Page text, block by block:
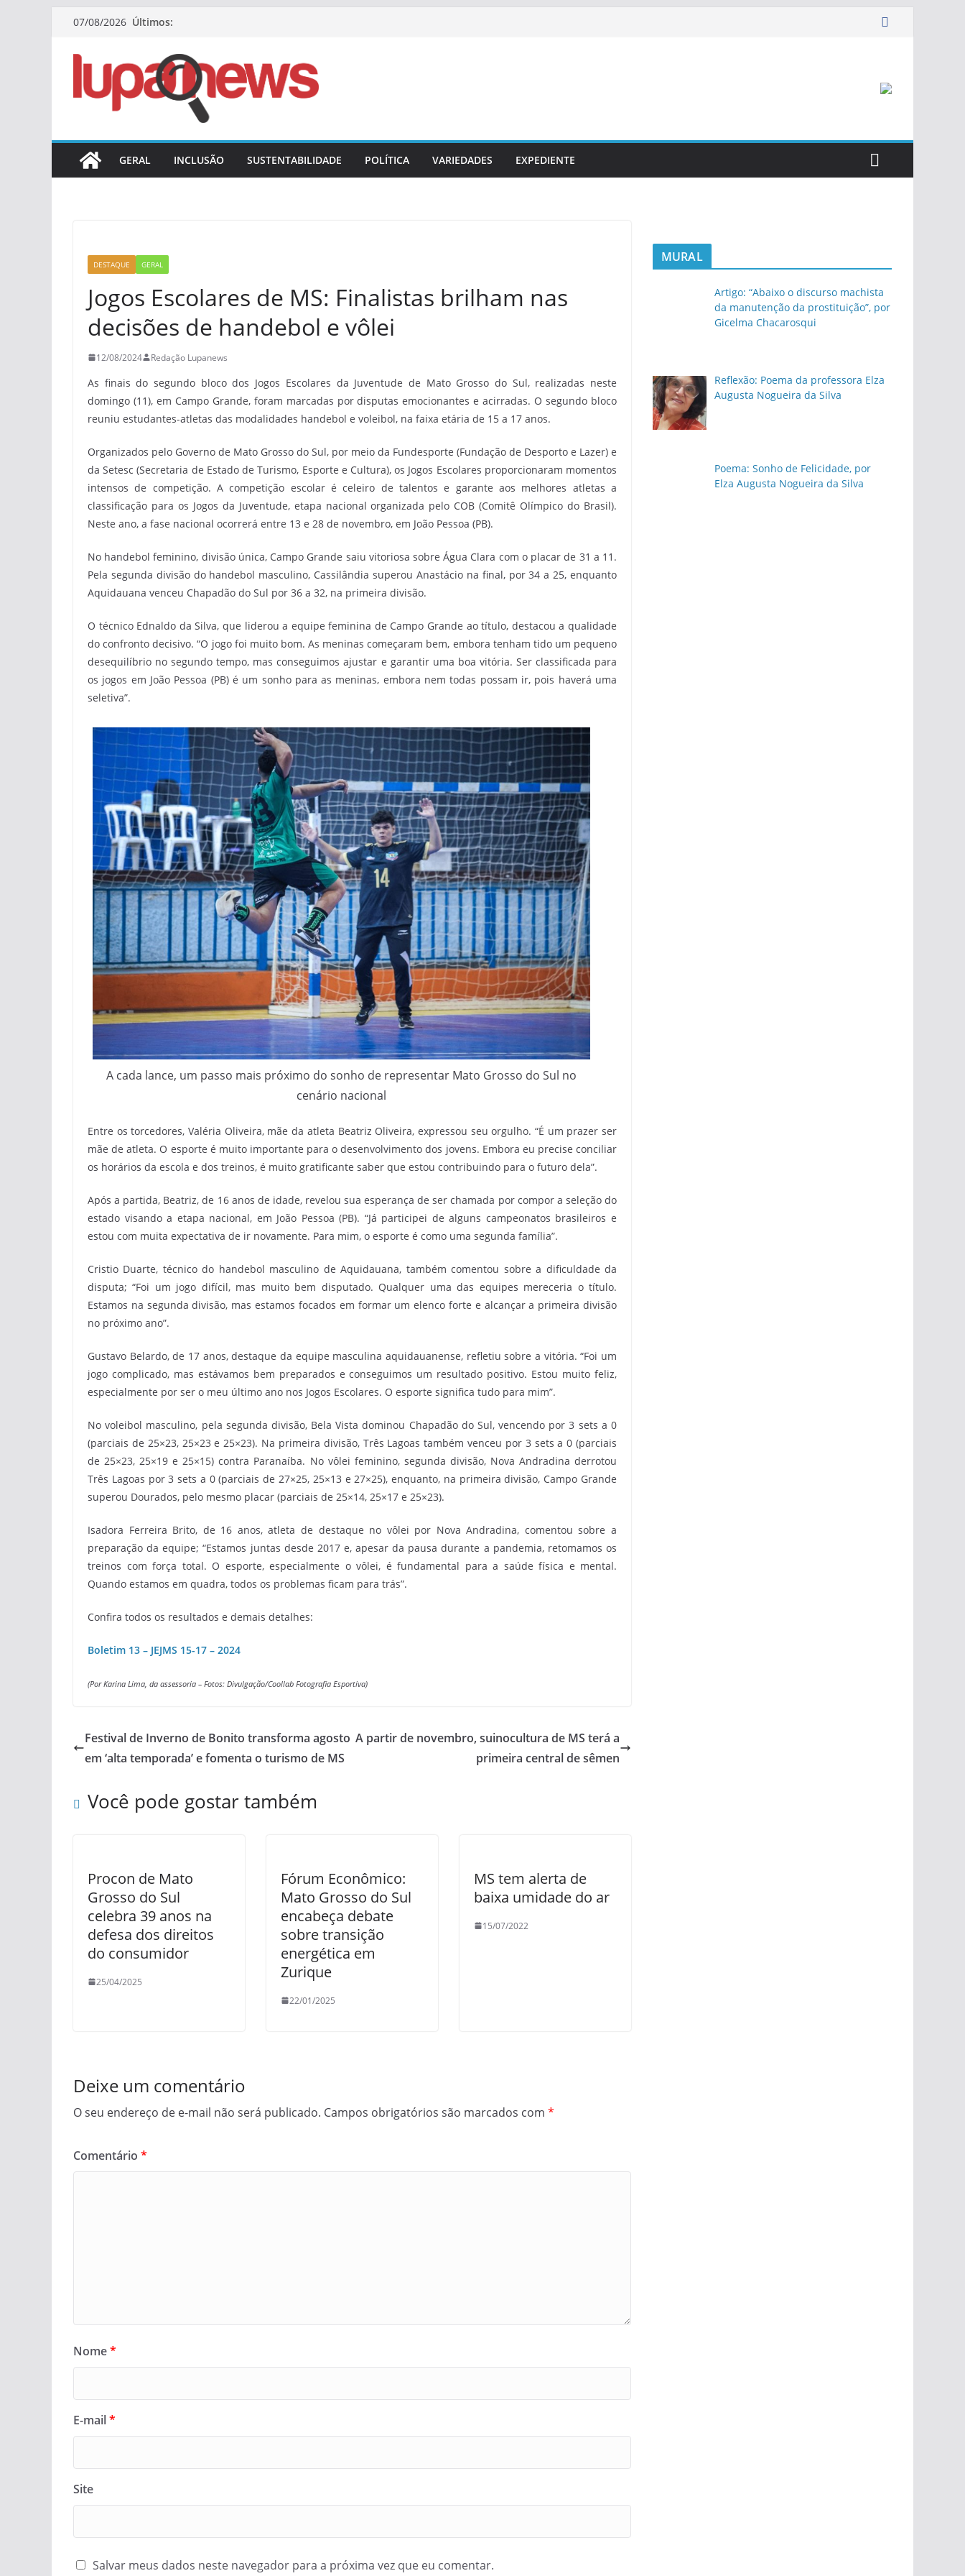
Pular07/08/2026 Últimos:
GERAL INCLUSÃO SUSTENTABILIDADE POLÍTICA VARIEDADES EXPEDIENTE
DESTAQUE GERAL
Jogos Escolares de MS: Finalistas brilham nas
decisões de handebol e vôlei
12/08/2024 Redação Lupanews
As finais do segundo bloco dos Jogos Escolares da Juventude de Mato Grosso do Sul, realizadas neste
domingo (11), em Campo Grande, foram marcadas por disputas emocionantes e acirradas. O segundo bloco
reuniu estudantes-atletas das modalidades handebol e voleibol, na faixa etária de 15 a 17 anos.
Organizados pelo Governo de Mato Grosso do Sul, por meio da Fundesporte (Fundação de Desporto e Lazer) e
da Setesc (Secretaria de Estado de Turismo, Esporte e Cultura), os Jogos Escolares proporcionaram momentos
intensos de competição. A competição escolar é celeiro de talentos e garante aos melhores atletas a
classificação para os Jogos da Juventude, etapa nacional organizada pelo COB (Comitê Olímpico do Brasil).
Neste ano, a fase nacional ocorrerá entre 13 e 28 de novembro, em João Pessoa (PB).
No handebol feminino, divisão única, Campo Grande saiu vitoriosa sobre Água Clara com o placar de 31 a 11.
Pela segunda divisão do handebol masculino, Cassilândia superou Anastácio na final, por 34 a 25, enquanto
Aquidauana venceu Chapadão do Sul por 36 a 32, na primeira divisão.
O técnico Ednaldo da Silva, que liderou a equipe feminina de Campo Grande ao título, destacou a qualidade
do confronto decisivo. “O jogo foi muito bom. As meninas começaram bem, embora tenham tido um pequeno
desequilíbrio no segundo tempo, mas conseguimos ajustar e garantir uma boa vitória. Ser classificada para
os jogos em João Pessoa (PB) é um sonho para as meninas, embora nem todas possam ir, pois haverá uma
seletiva”.
A cada lance, um passo mais próximo do sonho de representar Mato Grosso do Sul no
cenário nacional
Entre os torcedores, Valéria Oliveira, mãe da atleta Beatriz Oliveira, expressou seu orgulho. “É um prazer ser
mãe de atleta. O esporte é muito importante para o desenvolvimento dos jovens. Embora eu precise conciliar
os horários da escola e dos treinos, é muito gratificante saber que estou contribuindo para o futuro dela”.
Após a partida, Beatriz, de 16 anos de idade, revelou sua esperança de ser chamada por compor a seleção do
estado visando a etapa nacional, em João Pessoa (PB). “Já participei de alguns campeonatos brasileiros e
estou com muita expectativa de ir novamente. Para mim, o esporte é como uma segunda família”.
Cristio Duarte, técnico do handebol masculino de Aquidauana, também comentou sobre a dificuldade da
disputa; “Foi um jogo difícil, mas muito bem disputado. Qualquer uma das equipes mereceria o título.
Estamos na segunda divisão, mas estamos focados em formar um elenco forte e alcançar a primeira divisão
no próximo ano”.
Gustavo Belardo, de 17 anos, destaque da equipe masculina aquidauanense, refletiu sobre a vitória. “Foi um
jogo complicado, mas estávamos bem preparados e conseguimos um resultado positivo. Estou muito feliz,
especialmente por ser o meu último ano nos Jogos Escolares. O esporte significa tudo para mim”.
No voleibol masculino, pela segunda divisão, Bela Vista dominou Chapadão do Sul, vencendo por 3 sets a 0
(parciais de 25×23, 25×23 e 25×23). Na primeira divisão, Três Lagoas também venceu por 3 sets a 0 (parciais
de 25×23, 25×19 e 25×15) contra Paranaíba. No vôlei feminino, segunda divisão, Nova Andradina derrotou
Três Lagoas por 3 sets a 0 (parciais de 27×25, 25×13 e 27×25), enquanto, na primeira divisão, Campo Grande
superou Dourados, pelo mesmo placar (parciais de 25×14, 25×17 e 25×23).
Isadora Ferreira Brito, de 16 anos, atleta de destaque no vôlei por Nova Andradina, comentou sobre a
preparação da equipe; “Estamos juntas desde 2017 e, apesar da pausa durante a pandemia, retomamos os
treinos com força total. O esporte, especialmente o vôlei, é fundamental para a saúde física e mental.
Quando estamos em quadra, todos os problemas ficam para trás”.
Confira todos os resultados e demais detalhes:
Boletim 13 – JEJMS 15-17 – 2024
(Por Karina Lima, da assessoria – Fotos: Divulgação/Coollab Fotografia Esportiva)
Festival de Inverno de Bonito transforma agosto
em ‘alta temporada’ e fomenta o turismo de MS
A partir de novembro, suinocultura de MS terá a
primeira central de sêmen
Você pode gostar também
Procon de Mato
Grosso do Sul
celebra 39 anos na
defesa dos direitos
do consumidor
25/04/2025
Fórum Econômico:
Mato Grosso do Sul
encabeça debate
sobre transição
energética em
Zurique
22/01/2025
MS tem alerta de
baixa umidade do ar
15/07/2022
Deixe um comentário
O seu endereço de e-mail não será publicado. Campos obrigatórios são marcados com *
Comentário *
Nome*
E-mail*
Site
Salvar meus dados neste navegador para a próxima vez que eu comentar.
MURAL
Artigo: “Abaixo o discurso machista
da manutenção da prostituição”, por
Gicelma Chacarosqui
Reflexão: Poema da professora Elza
Augusta Nogueira da Silva
Poema: Sonho de Felicidade, por
Elza Augusta Nogueira da Silva